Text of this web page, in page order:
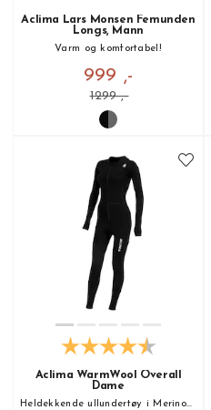
Aclima Lars Monsen Femunden
Longs, Mann
Varm og komfortabel!
999 ,-
1299 ,-
Aclima WarmWool Overall
Dame
Heldekkende ullundertøy i Merinoull